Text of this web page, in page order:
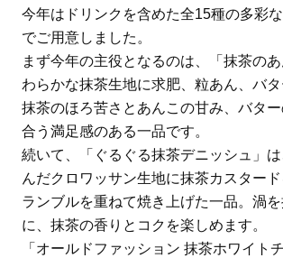
今年はドリンクを含めた全15種の多彩
でご用意しました。
まず今年の主役となるのは、「抹茶の
わらかな抹茶生地に求肥、粒あん、バタ
抹茶のほろ苦さとあんこの甘み、バタ
合う満足感のある一品です。
続いて、「ぐるぐる抹茶デニッシュ」
んだクロワッサン生地に抹茶カスター
ランブルを重ねて焼き上げた一品。渦
に、抹茶の香りとコクを楽しめます。
「オールドファッション 抹茶ホワイト